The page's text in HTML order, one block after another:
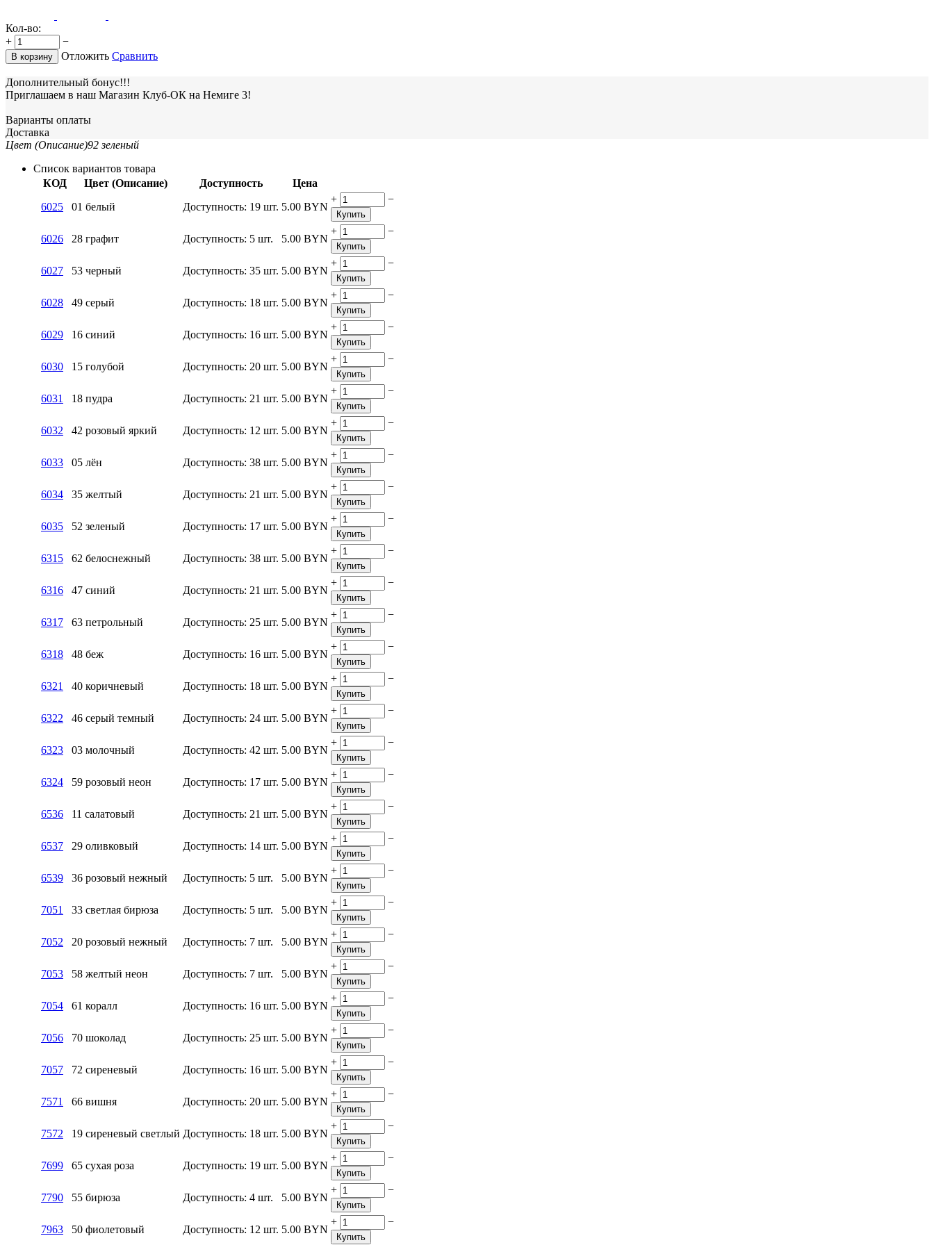
Кол-во:
+
−
В корзину Отложить Сравнить
Дополнительный бонус!!!
Приглашаем в наш Магазин Клуб-ОК на Немиге 3!
Варианты оплаты
Доставка
Цвет (Описание)92 зеленый
Список вариантов товара
КОД
Цвет (Описание) Доступность
Цена
6025
01 белый Доступность: 19 шт. 5.00 BYN
+ −
Купить
6026 28 графит Доступность: 5 шт. 5.00 BYN
+ −
Купить
6027 53 черный Доступность: 35 шт. 5.00 BYN
+ −
Купить
6028 49 серый Доступность: 18 шт. 5.00 BYN
+ −
Купить
6029 16 синий Доступность: 16 шт. 5.00 BYN
+ −
Купить
6030 15 голубой Доступность: 20 шт. 5.00 BYN
+ −
Купить
6031 18 пудра Доступность: 21 шт. 5.00 BYN
+ −
Купить
6032 42 розовый яркий Доступность: 12 шт. 5.00 BYN
+ −
Купить
6033 05 лён Доступность: 38 шт. 5.00 BYN
+ −
Купить
6034 35 желтый Доступность: 21 шт. 5.00 BYN
+ −
Купить
6035 52 зеленый Доступность: 17 шт. 5.00 BYN
+ −
Купить
6315 62 белоснежный Доступность: 38 шт. 5.00 BYN
+ −
Купить
6316 47 синий Доступность: 21 шт. 5.00 BYN
+ −
Купить
6317 63 петрольный Доступность: 25 шт. 5.00 BYN
+ −
Купить
6318 48 беж Доступность: 16 шт. 5.00 BYN
+ −
Купить
6321 40 коричневый Доступность: 18 шт. 5.00 BYN
+ −
Купить
6322 46 серый темный Доступность: 24 шт. 5.00 BYN
+ −
Купить
6323 03 молочный Доступность: 42 шт. 5.00 BYN
+ −
Купить
6324 59 розовый неон Доступность: 17 шт. 5.00 BYN
+ −
Купить
6536 11 салатовый Доступность: 21 шт. 5.00 BYN
+ −
Купить
6537 29 оливковый Доступность: 14 шт. 5.00 BYN
+ −
Купить
6539 36 розовый нежный Доступность: 5 шт. 5.00 BYN
+ −
Купить
7051 33 светлая бирюза Доступность: 5 шт. 5.00 BYN
+ −
Купить
7052 20 розовый нежный Доступность: 7 шт. 5.00 BYN
+ −
Купить
7053 58 желтый неон Доступность: 7 шт. 5.00 BYN
+ −
Купить
7054 61 коралл Доступность: 16 шт. 5.00 BYN
+ −
Купить
7056 70 шоколад Доступность: 25 шт. 5.00 BYN
+ −
Купить
7057 72 сиреневый Доступность: 16 шт. 5.00 BYN
+ −
Купить
7571 66 вишня Доступность: 20 шт. 5.00 BYN
+ −
Купить
7572 19 сиреневый светлый Доступность: 18 шт. 5.00 BYN
+ −
Купить
7699 65 сухая роза Доступность: 19 шт. 5.00 BYN
+ −
Купить
7790 55 бирюза Доступность: 4 шт. 5.00 BYN
+ −
Купить
7963 50 фиолетовый Доступность: 12 шт. 5.00 BYN
+ −
Купить